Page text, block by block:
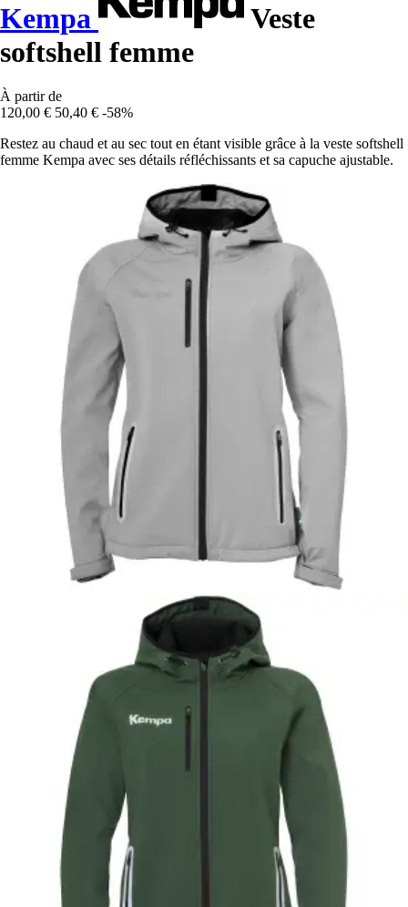
Kempa
Veste
softshell femme
À partir de
120,00 € 50,40 € -58%
Restez au chaud et au sec tout en étant visible grâce à la veste softshell
femme Kempa avec ses détails réfléchissants et sa capuche ajustable.